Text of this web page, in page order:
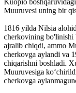
Muuruvesi uning bir
1816 yilda Nilsia
cherkovining bo'linishi
ajralib chiqdi, ammo
cherkovga aylandi va
chiqarishni boshladi.
Muuruvesiga
cherkovga